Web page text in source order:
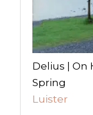
Delius | On
Spring
Luister